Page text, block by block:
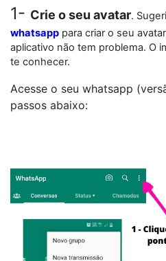
1- Crie o seu avatar.
whatsapp para criar o seu
aplicativo não tem problema. O
te conhecer.
Acesse o seu whatsapp
passos abaixo: